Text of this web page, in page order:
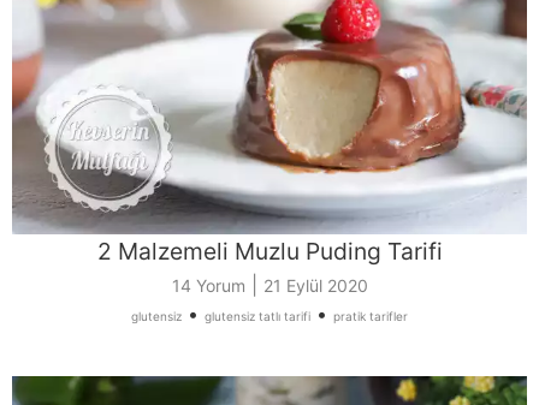
2 Malzemeli Muzlu Puding Tarifi
14 Yorum 21 Eylül 2020
glutensiz • glutensiz tatlı tarifi • pratik tarifler